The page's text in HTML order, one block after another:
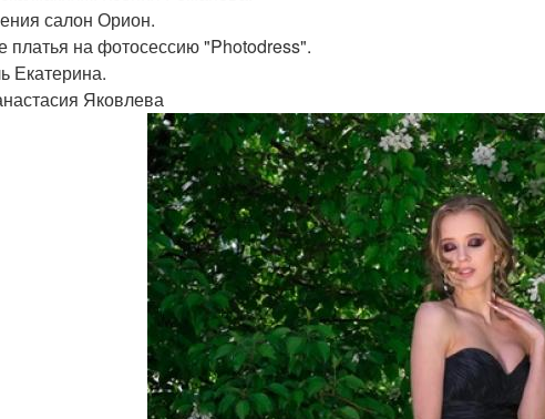
салон Орион.
платья на фотосессию "Photodress".
Екатерина.
Яковлева